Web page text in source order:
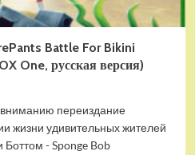
Battle For Bikini
One, русская версия)
переиздание
жизни удивительных жителей
Боттом - Sponge Bob